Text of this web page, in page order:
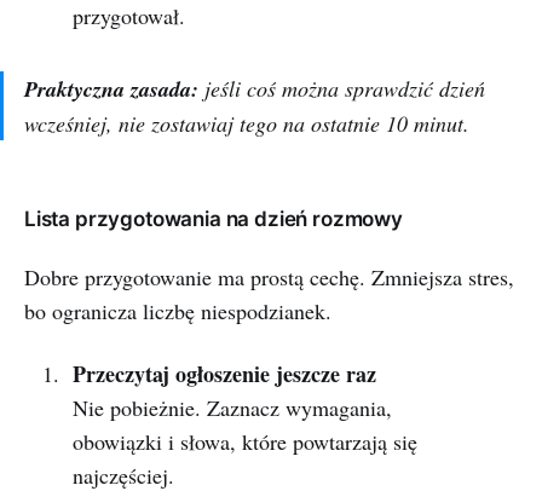
przygotował.
Praktyczna zasada: jeśli coś można sprawdzić dzień
wcześniej, nie zostawiaj tego na ostatnie 10 minut.
Lista przygotowania na dzień rozmowy
Dobre przygotowanie ma prostą cechę. Zmniejsza stres,
bo ogranicza liczbę niespodzianek.
Przeczytaj ogłoszenie jeszcze raz
Nie pobieżnie. Zaznacz wymagania,
obowiązki i słowa, które powtarzają się
najczęściej.